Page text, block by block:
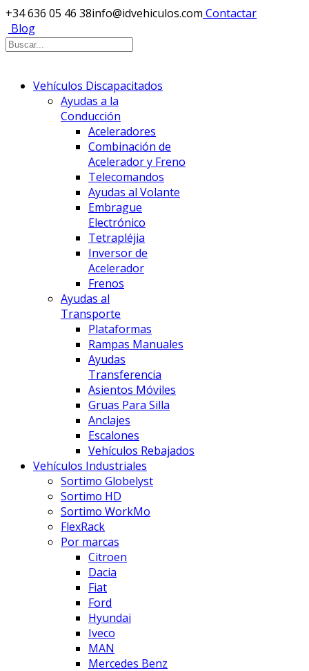
+34 636 05 46 38info@idvehiculos.com Contactar
Blog
Vehículos Discapacitados
Ayudas a la
Conducción
Aceleradores
Combinación de
Acelerador y Freno
Telecomandos
Ayudas al Volante
Embrague
Electrónico
Tetrapléjia
Inversor de
Acelerador
Frenos
Ayudas al
Transporte
Plataformas
Rampas Manuales
Ayudas
Transferencia
Asientos Móviles
Gruas Para Silla
Anclajes
Escalones
Vehículos Rebajados
Vehículos Industriales
Sortimo Globelyst
Sortimo HD
Sortimo WorkMo
FlexRack
Por marcas
Citroen
Dacia
Fiat
Ford
Hyundai
Iveco
MAN
Mercedes Benz